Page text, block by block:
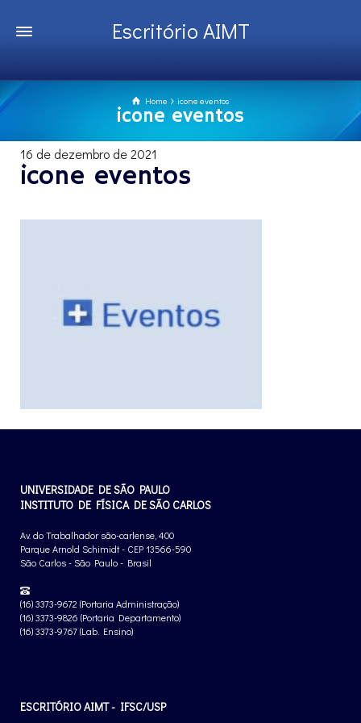
Escritório AIMT
Home icone eventos
icone eventos
16 de dezembro de 2021
icone eventos
UNIVERSIDADE DE SÃO PAULO
INSTITUTO DE FÍSICA DE SÃO CARLOS
Av. do Trabalhador são-carlense, 400
Parque Arnold Schimidt - CEP 13566-590
São Carlos - São Paulo - Brasil
(16) 3373-9672 (Portaria Administração)
(16) 3373-9826 (Portaria Departamento)
(16) 3373-9767 (Lab. Ensino)
ESCRITÓRIO AIMT - IFSC/USP